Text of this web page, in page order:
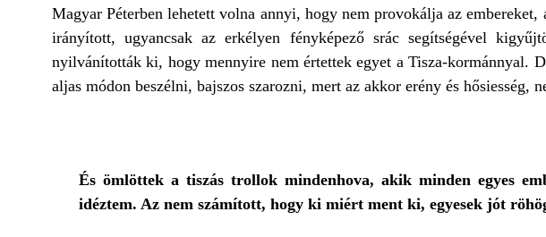
Magyar Péterben lehetett volna annyi, hogy nem provokálja az
irányított, ugyancsak az erkélyen fényképező srác segítségével
nyilvánították ki, hogy mennyire nem értettek egyet a Tisza-kormánnyal.
aljas módon beszélni, bajszos szarozni, mert az akkor erény és hősiesség,
És ömlöttek a tiszás trollok mindenhova, akik minden egyes
idéztem. Az nem számított, hogy ki miért ment ki, egyesek jót